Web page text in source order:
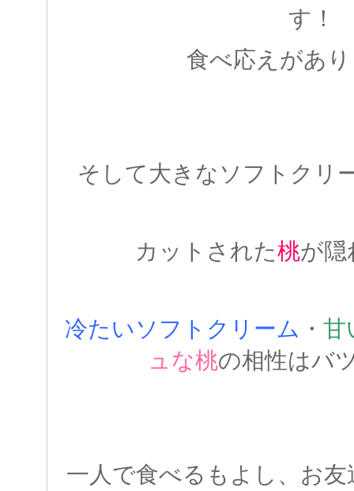
す！
食べ応えがあ
そして大きなソフトクリ
カットされた桃が隠
冷たいソフトクリーム ・ 甘
ュな桃の相性はバ
一人で食べるもよし、お